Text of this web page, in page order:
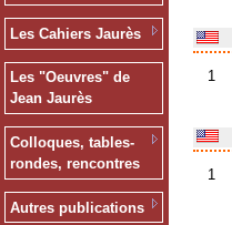
Les Cahiers Jaurès
Les "Oeuvres" de
Jean Jaurès
Colloques, tables-
rondes, rencontres
Autres publications
1
1